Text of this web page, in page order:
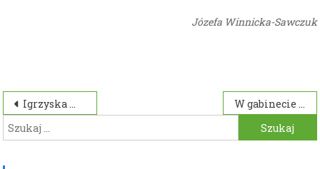
Józefa Winnicka-Sawczuk
Nawigacja
wpisu
Igrzyska Młodzieży Szkolnej, Gimnazjada i Licealiada w szachach szybkich
W gabinecie stomatologicznym
Szukaj: